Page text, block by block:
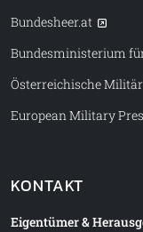
Bundesheer.at
Bundesministerium
Österreichische
European Military
KONTAKT
Eigentümer &